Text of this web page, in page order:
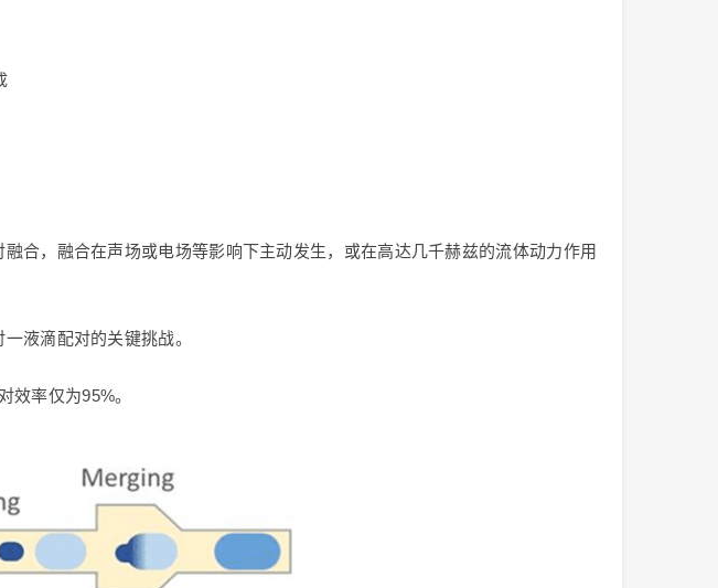
合，融合在声场或电场等影响下主动发生，或在高达几千赫兹的流体动力作用
液滴配对的关键挑战。
效率仅为95%。